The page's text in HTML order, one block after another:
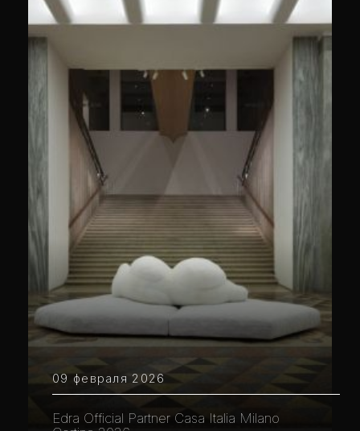
09 февраля 2026
Edra Official Partner Casa Italia Milano